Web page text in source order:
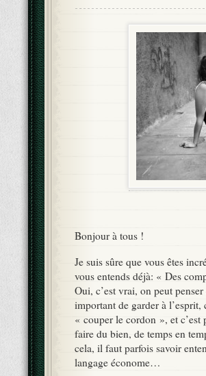
Bonjour à tous !
Je suis sûre que vous êtes
vous entends déjà: « Des
Oui, c’est vrai, on peut
important de garder à l’esprit,
« couper le cordon », et c’est
faire du bien, de temps en
cela, il faut parfois savoir
langage économe…